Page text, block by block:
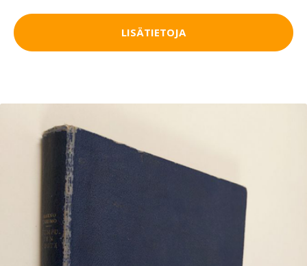
LISÄTIETOJA